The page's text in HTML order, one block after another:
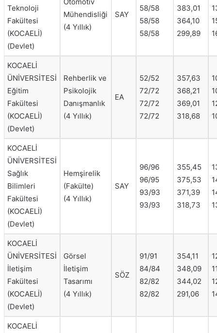
Teknoloji
Fakültesi
(KOCAELİ)
(Devlet)
Mühendisliği
(4 Yıllık)
SAY
58/58
58/58
58/58
383,01
364,10
299,89
KOCAELİ
ÜNİVERSİTESİ
Eğitim
Fakültesi
(KOCAELİ)
(Devlet)
Rehberlik ve
Psikolojik
Danışmanlık
(4 Yıllık)
EA
52/52
72/72
72/72
72/72
357,63
368,21
369,01
318,68
KOCAELİ
ÜNİVERSİTESİ
Sağlık
Bilimleri
Fakültesi
(KOCAELİ)
(Devlet)
Hemşirelik
(Fakülte)
(4 Yıllık)
SAY
96/96
96/95
93/93
93/93
355,45
375,53
371,39
318,73
KOCAELİ
ÜNİVERSİTESİ
İletişim
Fakültesi
(KOCAELİ)
(Devlet)
Görsel
İletişim
Tasarımı
(4 Yıllık)
SÖZ
91/91
84/84
82/82
82/82
354,11
348,09
344,02
291,06
KOCAELİ